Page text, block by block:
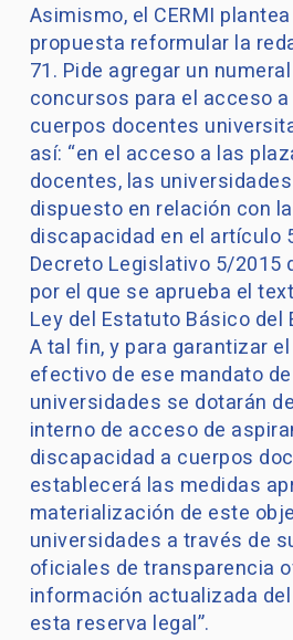
Asimismo, el CERMI
propuesta reformular la
71. Pide agregar un
concursos para el acceso
cuerpos docentes
así: “en el acceso a las
docentes, las
dispuesto en relación con
discapacidad en el artículo
Decreto Legislativo 5/2015
por el que se aprueba el
Ley del Estatuto Básico del
A tal fin, y para garantizar
efectivo de ese mandato
universidades se dotarán
interno de acceso de
discapacidad a cuerpos
establecerá las medidas
materialización de este
universidades a través de
oficiales de transparencia
información actualizada
esta reserva legal”.